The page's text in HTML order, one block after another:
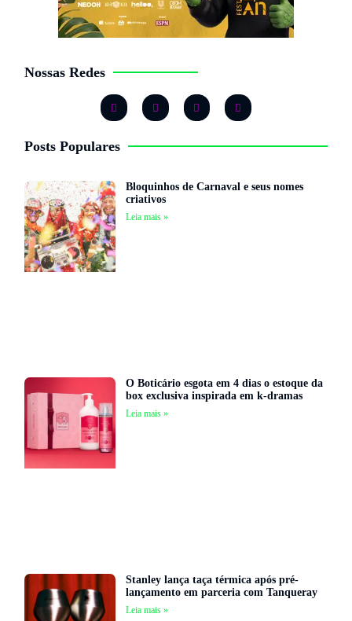
Nossas Redes
Posts Populares
Bloquinhos de Carnaval e seus nomes
criativos
Leia mais »
O Boticário esgota em 4 dias o estoque da
box exclusiva inspirada em k-dramas
Leia mais »
Stanley lança taça térmica após pré-
lançamento em parceria com Tanqueray
Leia mais »